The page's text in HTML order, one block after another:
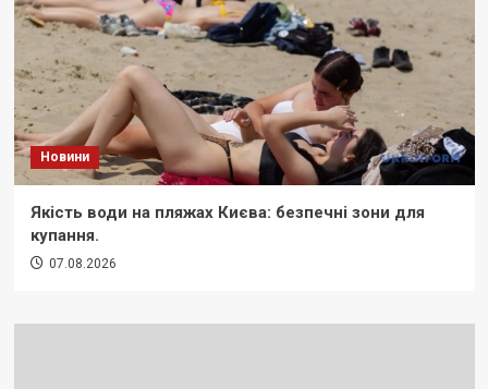
Новини
Якість води на пляжах Києва: безпечні зони для
купання.
07.08.2026